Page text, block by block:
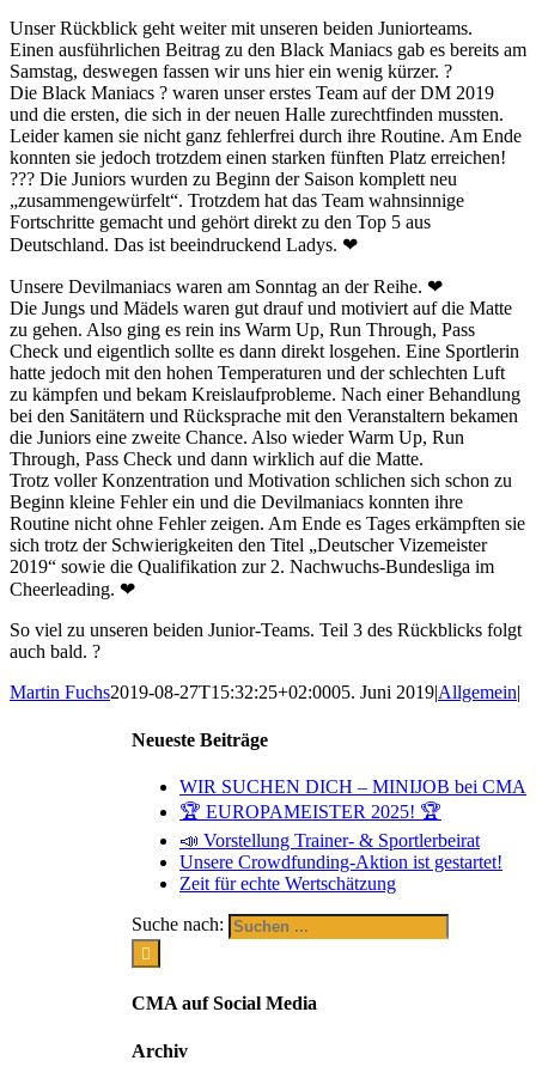
Unser Rückblick geht weiter mit unseren beiden Juniorteams.
Einen ausführlichen Beitrag zu den Black Maniacs gab es bereits am
Samstag, deswegen fassen wir uns hier ein wenig kürzer. ?
Die Black Maniacs ? waren unser erstes Team auf der DM 2019
und die ersten, die sich in der neuen Halle zurechtfinden mussten.
Leider kamen sie nicht ganz fehlerfrei durch ihre Routine. Am Ende
konnten sie jedoch trotzdem einen starken fünften Platz erreichen!
??? Die Juniors wurden zu Beginn der Saison komplett neu
„zusammengewürfelt“. Trotzdem hat das Team wahnsinnige
Fortschritte gemacht und gehört direkt zu den Top 5 aus
Deutschland. Das ist beeindruckend Ladys. ❤
Unsere Devilmaniacs waren am Sonntag an der Reihe. ❤
Die Jungs und Mädels waren gut drauf und motiviert auf die Matte
zu gehen. Also ging es rein ins Warm Up, Run Through, Pass
Check und eigentlich sollte es dann direkt losgehen. Eine Sportlerin
hatte jedoch mit den hohen Temperaturen und der schlechten Luft
zu kämpfen und bekam Kreislaufprobleme. Nach einer Behandlung
bei den Sanitätern und Rücksprache mit den Veranstaltern bekamen
die Juniors eine zweite Chance. Also wieder Warm Up, Run
Through, Pass Check und dann wirklich auf die Matte.
Trotz voller Konzentration und Motivation schlichen sich schon zu
Beginn kleine Fehler ein und die Devilmaniacs konnten ihre
Routine nicht ohne Fehler zeigen. Am Ende es Tages erkämpften sie
sich trotz der Schwierigkeiten den Titel „Deutscher Vizemeister
2019“ sowie die Qualifikation zur 2. Nachwuchs-Bundesliga im
Cheerleading. ❤
So viel zu unseren beiden Junior-Teams. Teil 3 des Rückblicks folgt
auch bald. ?
Martin Fuchs2019-08-27T15:32:25+02:0005. Juni 2019|Allgemein|
Neueste Beiträge
WIR SUCHEN DICH – MINIJOB bei CMA
🏆 EUROPAMEISTER 2025! 🏆
📣 Vorstellung Trainer- & Sportlerbeirat
Unsere Crowdfunding-Aktion ist gestartet!
Zeit für echte Wertschätzung
Suche nach:
CMA auf Social Media
Archiv